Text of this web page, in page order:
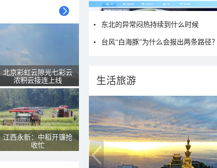
北京彩虹云隙光七彩云
浓积云接连上线
江西永新：中稻开镰抢
收忙
东北的异常闷热持续到什么时候
台风“白海豚”为什么会报出两条路径？
生活旅游